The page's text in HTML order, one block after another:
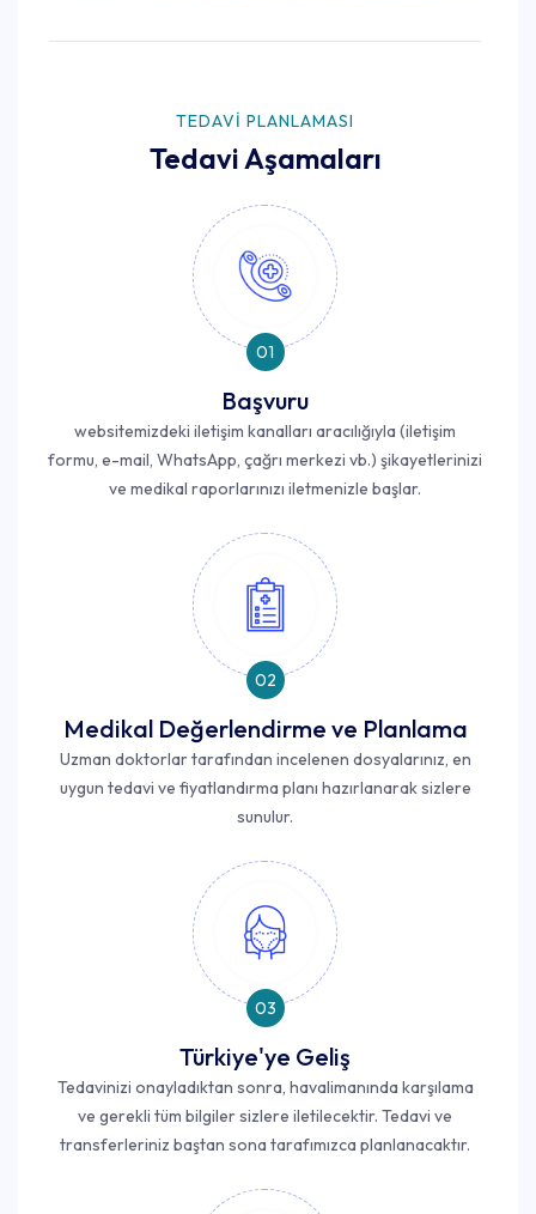
TEDAVI PLANLAMASI
Tedavi Aşamaları
01
Başvuru
websitemizdeki iletişim kanalları aracılığıyla (iletişim
formu, e-mail, WhatsApp, çağrı merkezi vb.) şikayetlerinizi
ve medikal raporlarınızı iletmenizle başlar.
02
Medikal Değerlendirme ve Planlama
Uzman doktorlar tarafından incelenen dosyalarınız, en
uygun tedavi ve fiyatlandırma planı hazırlanarak sizlere
sunulur.
03
Türkiye'ye Geliş
Tedavinizi onayladıktan sonra, havalimanında karşılama
ve gerekli tüm bilgiler sizlere iletilecektir. Tedavi ve
transferleriniz baştan sona tarafımızca planlanacaktır.